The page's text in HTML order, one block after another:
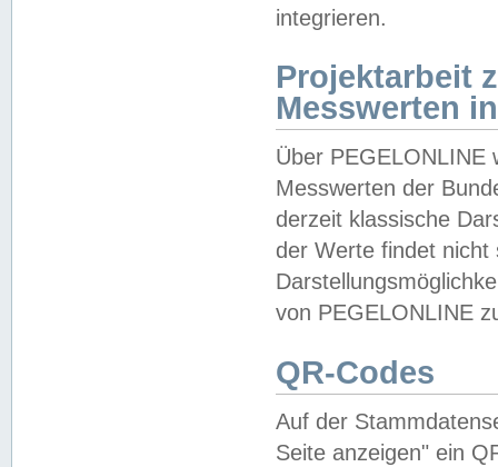
integrieren.
Projektarbeit
Messwerten
Über PEGELONLINE
Messwerten der
derzeit klassische
der Werte findet
von PEGELONLINE
QR-Codes
Auf der
Seite anzeigen" ein